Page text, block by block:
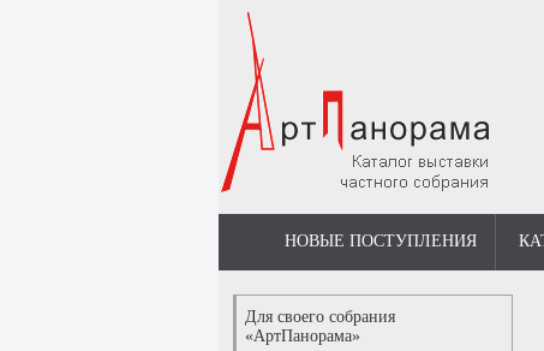
НОВЫЕ ПОСТУПЛЕНИЯ
Для своего собрания
«АртПанорама»